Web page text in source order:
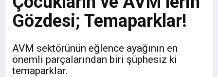
Gözdesi; Temaparklar!
AVM sektörünün eğlence ayağının en
önemli parçalarından biri şüphesiz ki
temaparklar.